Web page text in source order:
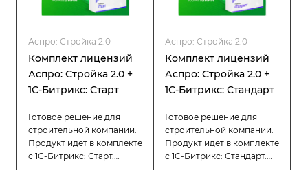
Аспро: Стройка 2.0
Комплект лицензий
Аспро: Стройка 2.0 +
1С-Битрикс: Старт
Готовое решение для
строительной компании.
Продукт идет в комплекте
с 1С-Битрикс: Старт.
Аспро: Стройка 2.0
Комплект лицензий
Аспро: Стройка 2.0 +
1С-Битрикс: Стандарт
Готовое решение для
строительной компании.
Продукт идет в комплекте
с 1С-Битрикс: Стандарт.